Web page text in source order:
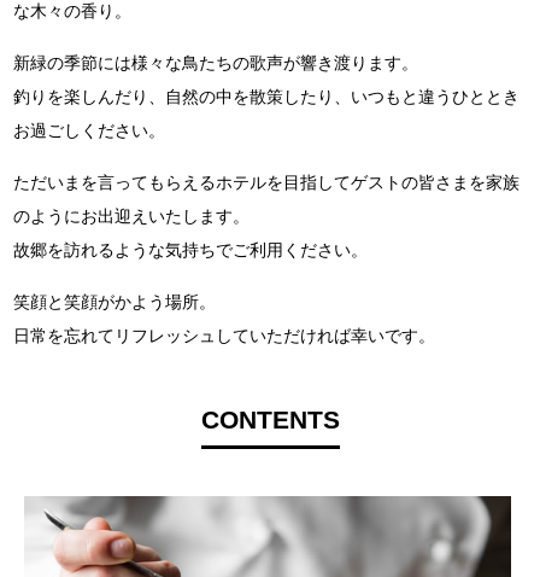
な木々の香り。
新緑の季節には様々な鳥たちの歌声が響き渡ります。
釣りを楽しんだり、自然の中を散策したり、いつもと違うひととき
お過ごしください。
ただいまを言ってもらえるホテルを目指してゲストの皆さまを家族
のようにお出迎えいたします。
故郷を訪れるような気持ちでご利用ください。
笑顔と笑顔がかよう場所。
日常を忘れてリフレッシュしていただければ幸いです。
CONTENTS